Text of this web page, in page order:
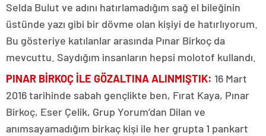
Selda Bulut ve adını hatırlamadığım sağ el bileğinin
üstünde yazı gibi bir dövme olan kişiyi de hatırlıyorum.
Bu gösteriye katılanlar arasında Pınar Birkoç da
mevcuttu. Saydığım insanların hepsi molotof kullandı.
PINAR BİRKOÇ İLE GÖZALTINA ALINMIŞTIK: 16 Mart
2016 tarihinde sabah gençlikte ben, Fırat Kaya, Pınar
Birkoç, Eser Çelik, Grup Yorum’dan Dilan ve
anımsayamadığım birkaç kişi ile her grupta 1 pankart